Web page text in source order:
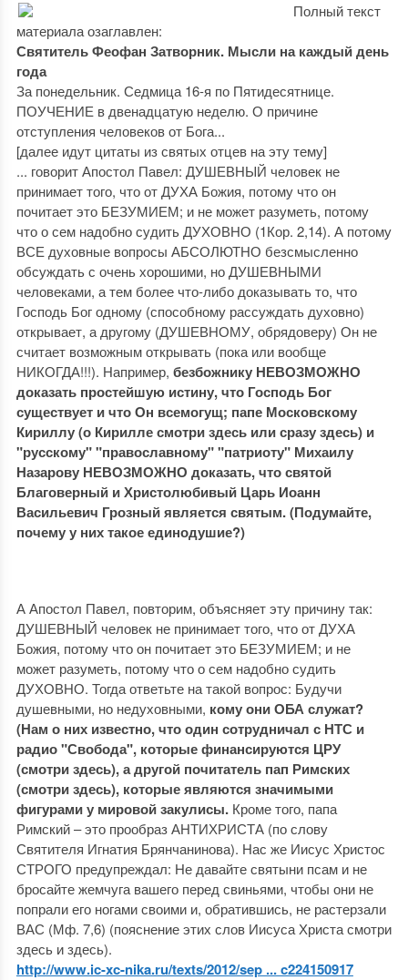
Полный текст
материала озаглавлен:
Святитель Феофан Затворник. Мысли на каждый день
года
За понедельник. Седмица 16-я по Пятидесятнице.
ПОУЧЕНИЕ в двенадцатую неделю. О причине
отступления человеков от Бога...
[далее идут цитаты из святых отцев на эту тему]
... говорит Апостол Павел: ДУШЕВНЫЙ человек не
принимает того, что от ДУХА Божия, потому что он
почитает это БЕЗУМИЕМ; и не может разуметь, потому
что о сем надобно судить ДУХОВНО (1Кор. 2,14). А потому
ВСЕ духовные вопросы АБСОЛЮТНО безсмысленно
обсуждать с очень хорошими, но ДУШЕВНЫМИ
человеками, а тем более что-либо доказывать то, что
Господь Бог одному (способному рассуждать духовно)
открывает, а другому (ДУШЕВНОМУ, обрядоверу) Он не
считает возможным открывать (пока или вообще
НИКОГДА!!!). Например, безбожнику НЕВОЗМОЖНО
доказать простейшую истину, что Господь Бог
существует и что Он всемогущ; папе Московскому
Кириллу (о Кирилле смотри здесь или сразу здесь) и
"русскому" "православному" "патриоту" Михаилу
Назарову НЕВОЗМОЖНО доказать, что святой
Благоверный и Христолюбивый Царь Иоанн
Васильевич Грозный является святым. (Подумайте,
почему у них такое единодушие?)
А Апостол Павел, повторим, объясняет эту причину так:
ДУШЕВНЫЙ человек не принимает того, что от ДУХА
Божия, потому что он почитает это БЕЗУМИЕМ; и не
может разуметь, потому что о сем надобно судить
ДУХОВНО. Тогда ответьте на такой вопрос: Будучи
душевными, но недуховными, кому они ОБА служат?
(Нам о них известно, что один сотрудничал с НТС и
радио "Свобода", которые финансируются ЦРУ
(смотри здесь), а другой почитатель пап Римских
(смотри здесь), которые являются значимыми
фигурами у мировой закулисы. Кроме того, папа
Римский – это прообраз АНТИХРИСТА (по слову
Святителя Игнатия Брянчанинова). Нас же Иисус Христос
СТРОГО предупреждал: Не давайте святыни псам и не
бросайте жемчуга вашего перед свиньями, чтобы они не
попрали его ногами своими и, обратившись, не растерзали
ВАС (Мф. 7,6) (пояснение этих слов Иисуса Христа смотри
здесь и здесь).
http://www.ic-xc-nika.ru/texts/2012/sep ... c224150917